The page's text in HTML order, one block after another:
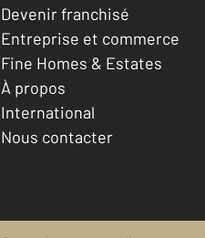
Devenir franchisé
Entreprise et commerce
Fine Homes & Estates
À propos
International
Nous contacter